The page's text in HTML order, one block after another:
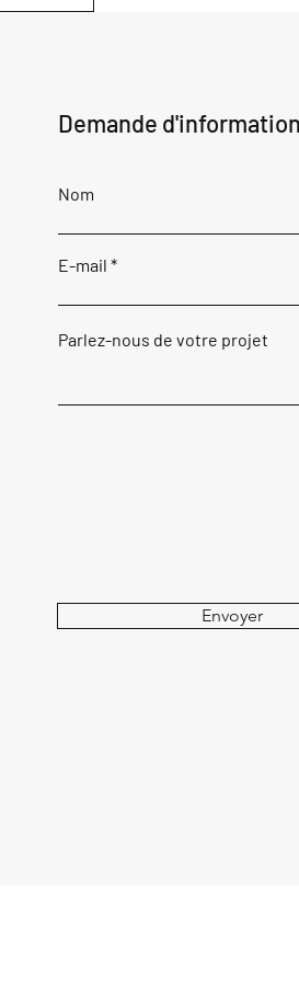
Demande
Nom
E-mail
Parlez-nous de votre projet
Envoyer